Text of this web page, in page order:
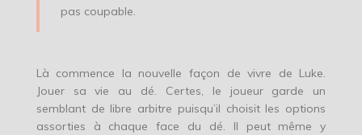
pas coupable.
Là commence la nouvelle façon de vivre de Luke.
Jouer sa vie au dé. Certes, le joueur garde un
semblant de libre arbitre puisqu’il choisit les options
assorties à chaque face du dé. Il peut même y